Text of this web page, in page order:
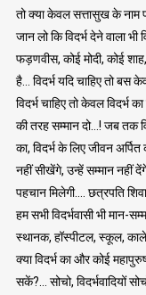
तो क्या केवल सत्तासुख के नाम
जान लो कि विदर्भ देने वाला भी
फड़णवीस, कोई मोदी, कोई
है… विदर्भ यदि चाहिए तो बस
विदर्भ चाहिए तो केवल विदर्भ
की तरह सम्मान दो…! जब तक
का, विदर्भ के लिए जीवन
नहीं सीखेंगे, उन्हें सम्मान नहीं
पहचान मिलेगी…. छत्रपति
हम सभी विदर्भवासी भी मान-
स्थानक, हॉस्पीटल, स्कूल,
क्या विदर्भ का और कोई
सकें?… सोचो, विदर्भवादियों